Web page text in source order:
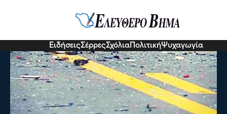
ΕιδήσειςΣέρρεςΣχόλια ΠολιτικήΨυχαγωγία